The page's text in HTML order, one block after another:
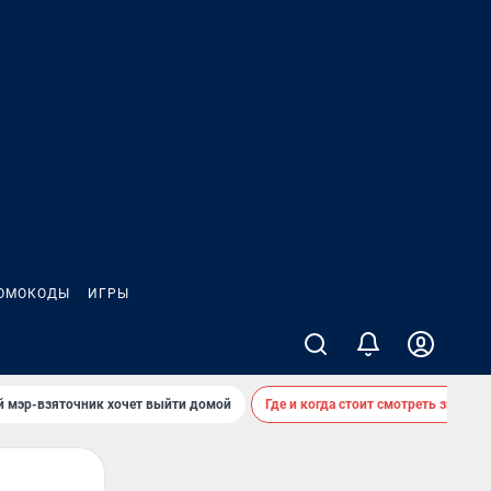
ИГРЫ
мэр-взяточник хочет выйти домой Где и когда стоит смотреть